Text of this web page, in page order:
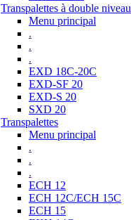
Transpalettes à double niveau
Menu principal
.
.
.
EXD 18C-20C
EXD-SF 20
EXD-S 20
SXD 20
Transpalettes
Menu principal
.
.
.
ECH 12
ECH 12C/ECH 15C
ECH 15